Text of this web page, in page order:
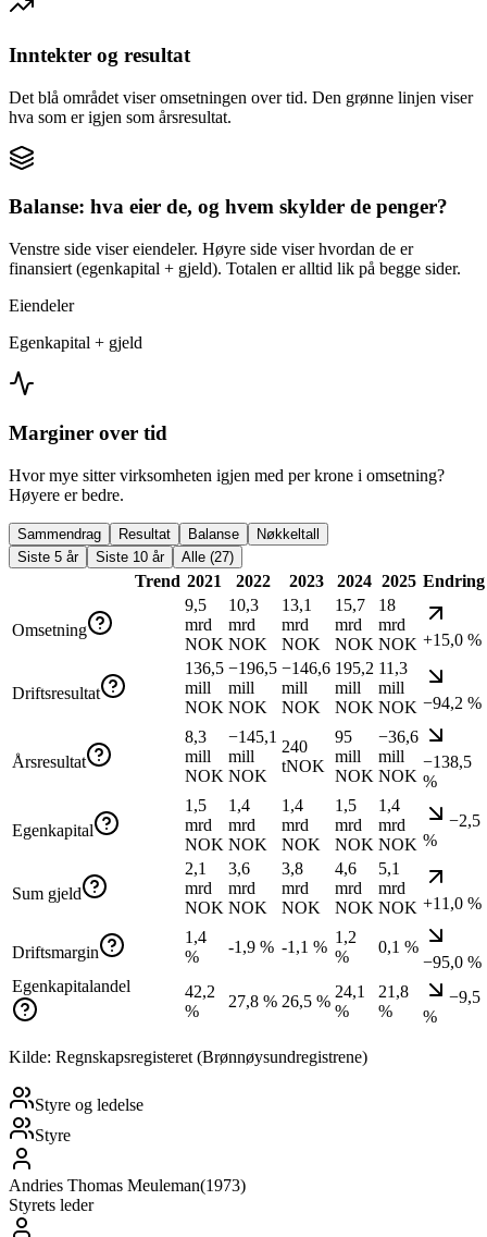
Inntekter og resultat
Det blå området viser omsetningen over tid. Den grønne linjen viser
hva som er igjen som årsresultat.
Balanse: hva eier de, og hvem skylder de penger?
Venstre side viser eiendeler. Høyre side viser hvordan de er
finansiert (egenkapital + gjeld). Totalen er alltid lik på begge sider.
Eiendeler
Egenkapital + gjeld
Marginer over tid
Hvor mye sitter virksomheten igjen med per krone i omsetning?
Høyere er bedre.
Sammendrag Resultat Balanse
Nøkkeltall
Siste 5 år
Siste 10 år Alle (27)
Trend 2021 2022 2023 2024 2025 Endring
Omsetning
9,5
mrd
NOK
10,3
mrd
NOK
13,1
mrd
NOK
15,7
mrd
NOK
18
mrd
NOK +15,0 %
Driftsresultat
136,5
mill
NOK
−196,5
mill
NOK
−146,6
mill
NOK
195,2
mill
NOK
11,3
mill
NOK −94,2 %
Årsresultat
8,3
mill
NOK
−145,1
mill
NOK
240
tNOK
95
mill
NOK
−36,6
mill
NOK
−138,5
%
Egenkapital
1,5
mrd
NOK
1,4
mrd
NOK
1,4
mrd
NOK
1,5
mrd
NOK
1,4
mrd
NOK
−2,5
%
Sum gjeld
2,1
mrd
NOK
3,6
mrd
NOK
3,8
mrd
NOK
4,6
mrd
NOK
5,1
mrd
NOK +11,0 %
Driftsmargin
1,4
%
-1,9 % -1,1 %
1,2
%
0,1 %
−95,0 %
Egenkapitalandel
42,2
%
27,8 % 26,5 %
24,1
%
21,8
%
−9,5
%
Kilde: Regnskapsregisteret (Brønnøysundregistrene)
Styre og ledelse
Styre
Andries Thomas Meuleman(1973)
Styrets leder